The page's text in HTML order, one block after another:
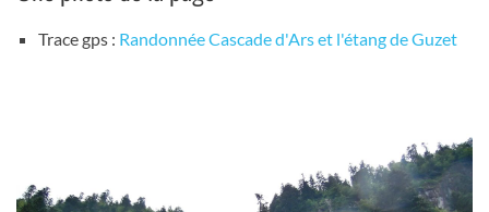
Trace gps : Randonnée Cascade d'Ars et l'étang de Guzet